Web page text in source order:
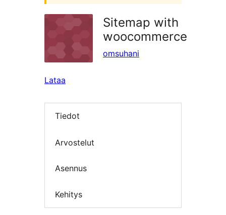
Sitemap with
woocommerce
omsuhani
Lataa
Tiedot
Arvostelut
Asennus
Kehitys